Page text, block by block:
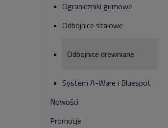
Ograniczniki gumowe
Odbojnice stalowe
Odbojnice drewniane
System A-Ware i Bluespot
Nowości
Promocje